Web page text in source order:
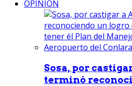
OPINION
Sosa, por
terminó